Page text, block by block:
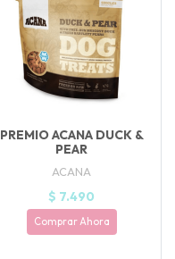
PREMIO ACANA DUCK &
PEAR
ACANA
$ 7.490
Comprar Ahora